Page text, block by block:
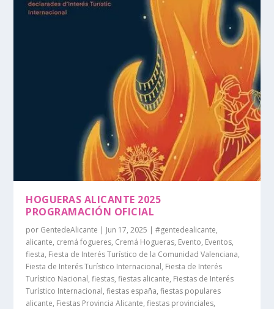
HOGUERAS ALICANTE 2025
PROGRAMACIÓN OFICIAL
por GentedeAlicante | Jun 17, 2025 |#gentedealicante,
alicante, cremá fogueres, Cremá Hogueras, Evento, Eventos,
fiesta, Fiesta de Interés Turístico de la Comunidad Valenciana,
Fiesta de Interés Turístico Internacional, Fiesta de Interés
Turístico Nacional,fiestas,fiestas alicante, Fiestas de Interés
Turístico Internacional,fiestas españa,fiestas populares
alicante, Fiestas Provincia Alicante,fiestas provinciales,